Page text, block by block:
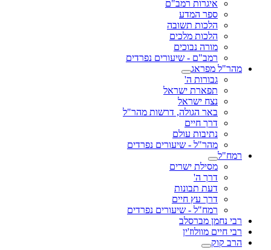
איגרות רמב"ם
ספר המדע
הלכות תשובה
הלכות מלכים
מורה נבוכים
רמב"ם - שיעורים נפרדים
מהר"ל מפראג
גבורות ה'
תפארת ישראל
נצח ישראל
באר הגולה, דרשות מהר"ל
דרך חיים
נתיבות עולם
מהר"ל - שיעורים נפרדים
רמח"ל
מסילת ישרים
דרך ה'
דעת תבונות
דרך עץ חיים
רמח"ל - שיעורים נפרדים
רבי נחמן מברסלב
רבי חיים מוולוז'ין
הרב קוק